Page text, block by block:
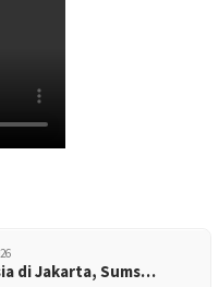
di Jakarta, Sums…